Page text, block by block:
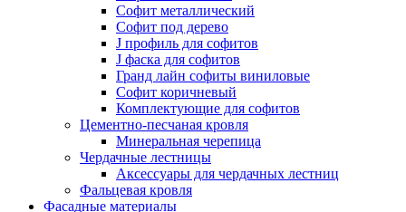
Софит металлический
Софит под дерево
J профиль для софитов
J фаска для софитов
Гранд лайн софиты виниловые
Софит коричневый
Комплектующие для софитов
Цементно-песчаная кровля
Минеральная черепица
Чердачные лестницы
Аксессуары для чердачных лестниц
Фальцевая кровля
Фасадные материалы